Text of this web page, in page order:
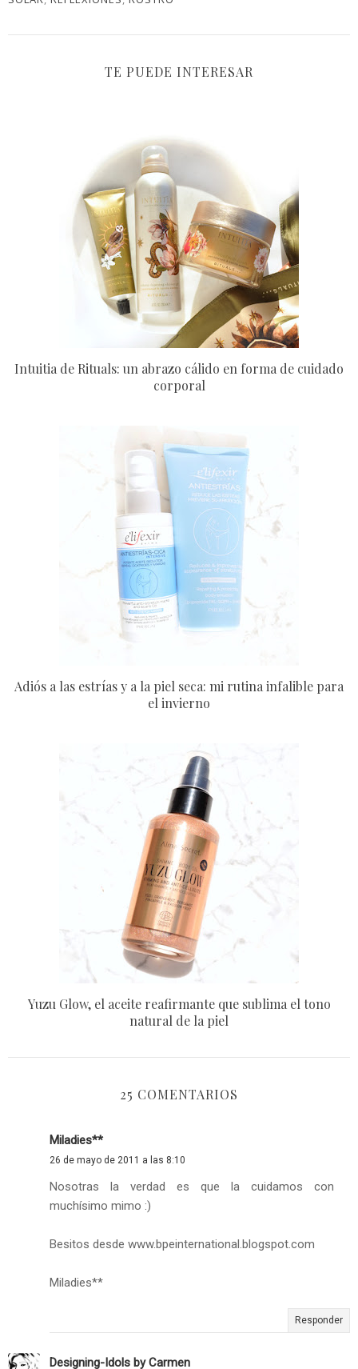
TE PUEDE INTERESAR
Intuitia de Rituals: un abrazo cálido en forma de cuidado
corporal
Adiós a las estrías y a la piel seca: mi rutina infalible para
el invierno
Yuzu Glow, el aceite reafirmante que sublima el tono
natural de la piel
25 COMENTARIOS
Miladies**
26 de mayo de 2011 a las 8:10
Nosotras la verdad es que la cuidamos con
muchísimo mimo :)
Besitos desde www.bpeinternational.blogspot.com
Miladies**
Responder
Designing-Idols by Carmen